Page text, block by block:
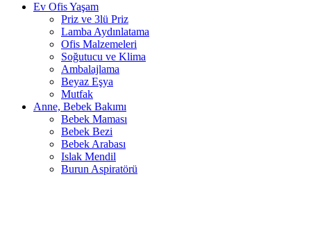
Ev Ofis Yaşam
Priz ve 3lü Priz
Lamba Aydınlatama
Ofis Malzemeleri
Soğutucu ve Klima
Ambalajlama
Beyaz Eşya
Mutfak
Anne, Bebek Bakımı
Bebek Maması
Bebek Bezi
Bebek Arabası
Islak Mendil
Burun Aspiratörü